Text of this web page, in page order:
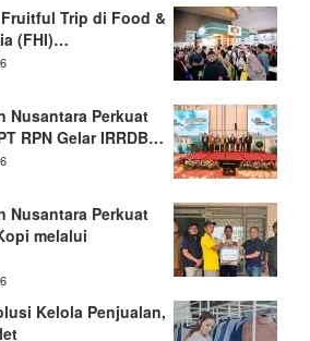
Fruitful Trip di Food &
(FHI)…
Nusantara Perkuat
RPN Gelar IRRDB…
Nusantara Perkuat
melalui
Kelola Penjualan,